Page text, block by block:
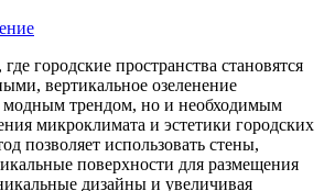
городские пространства становятся
вертикальное озеленение
модным трендом, но и необходимым
микроклимата и эстетики городских
позволяет использовать стены,
поверхности для размещения
дизайны и увеличивая